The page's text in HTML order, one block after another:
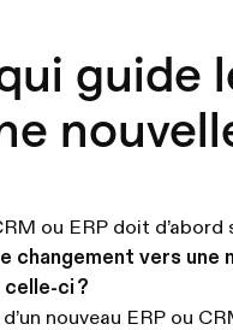
guide
ou ERP doit d’abord
changement vers une
ci ?
nouveau ERP ou